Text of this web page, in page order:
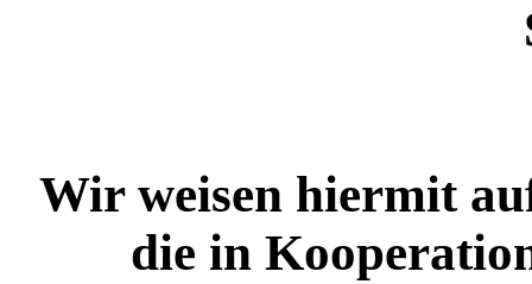
Wir weisen hiermit
die in